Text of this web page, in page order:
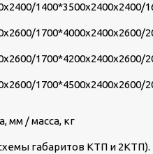
1400*3500х2400х2400/
1700*4000х2400х2600/
1700*4200х2400х2600/
1700*4500х2400х2600/
мм / масса, кг
габаритов КТП и 2КТП).